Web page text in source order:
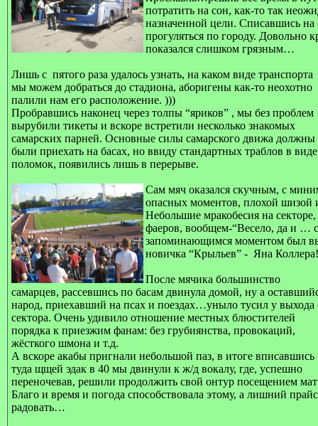
потратить на сон, как-то так
назначенной цели. Списавшись
прогуляться по городу. Довольно
показался слишком грязным…
Лишь с пятого раза удалось узнать, на каком виде транспорта
мы можем добраться до стадиона, аборигены как-то неохотно
палили нам его расположение. )))
Пробравшись наконец через толпы “яриков” , мы без проблем
вырубили тикеты и вскоре встретили несколько знакомых
самарских парней. Основные силы самарского движа должны
были приехать на басах, но ввиду стандартных траблов в виде
поломок, появились лишь в перерыве.
Сам мяч оказался скучным, с
опасных моментов, плохой шизой
Небольшие мракобесия на
фаеров, вообщем-“Весело, да и …
запоминающимся моментом был
новичка “Крыльев” - Яна Коллера!
После мячика большинство
самарцев, рассевшись по басам двинула домой, ну а
народ, приехавший на псах и поездах…уныло тусил у выхода
сектора. Очень удивило отношение местных блюстителей
порядка к приезжим фанам: без грубиянства, провокаций,
жёсткого шмона и т.д.
А вскоре акабы пригнали небольшой паз, в итоге вписавшись
туда щщей эдак в 40 мы двинули к ж/д вокалу, где, успешно
переночевав, решили продолжить свой онтур посещением
Благо и время и погода способствовала этому, а лишний
радовать…